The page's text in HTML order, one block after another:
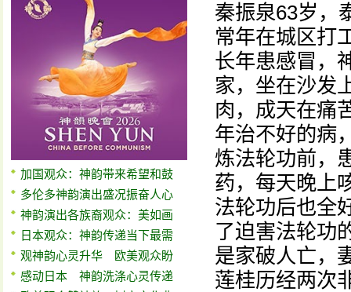
加国观众：神韵带来希望和鼓
多伦多神韵演出盛况振奋人心
神韵演出各族裔观众：美如画
日本观众：神韵传递当下最需
观神韵心灵升华 欧美观众盼
感动日本 神韵洗涤心灵传递
秦振泉63岁，
常年在城区打
长年患感冒，
家，坐在沙发
肉，成天在痛
年治不好的病
炼法轮功前，
药，每天晚上
法轮功后也全
了迫害法轮功
是家破人亡，
莲桂历经两次